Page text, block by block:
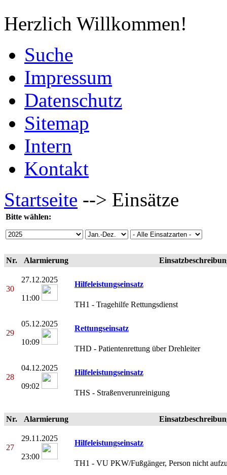
Herzlich Willkommen!
Suche
Impressum
Datenschutz
Sitemap
Intern
Kontakt
Startseite --> Einsätze
Bitte wählen:
Nr. Alarmierung
30
27.12.2025
11:00
Hilfeleistungseinsatz
TH1 - Tragehilfe Rettungsdienst
29
05.12.2025
10:09
Rettungseinsatz
THD - Patientenrettung über Drehleiter
28
04.12.2025
09:02
Hilfeleistungseinsatz
THS - Straßenverunreinigung
Nr. Alarmierung
27
29.11.2025
23:00
Hilfeleistungseinsatz
TH1 - VU PKW/Fußgänger, Person nicht